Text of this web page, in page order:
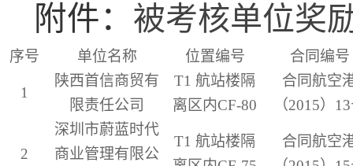
附件： 被考核单位奖
序号 单位名称 位置编号 合同编号
1
陕西首信商贸有
限责任公司
T1 航站楼隔
离区内CF-80
合同航空
（2015） 13
2
深圳市蔚蓝时代
商业管理有限公
T1 航站楼隔
合同航空